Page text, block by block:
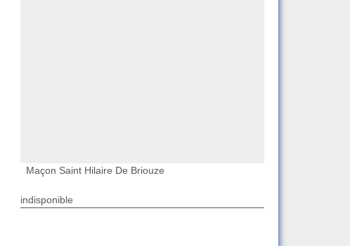
Maçon Saint Hilaire De Briouze
indisponible